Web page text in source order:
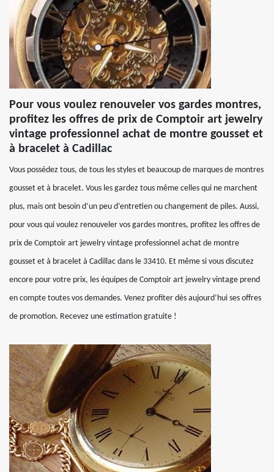
Pour vous voulez renouveler vos gardes montres,
profitez les offres de prix de Comptoir art jewelry
vintage professionnel achat de montre gousset et
à bracelet à Cadillac
Vous possédez tous, de tous les styles et beaucoup de marques de montres
gousset et à bracelet. Vous les gardez tous même celles qui ne marchent
plus, mais ont besoin d’un peu d’entretien ou changement de piles. Aussi,
pour vous qui voulez renouveler vos gardes montres, profitez les offres de
prix de Comptoir art jewelry vintage professionnel achat de montre
gousset et à bracelet à Cadillac dans le 33410. Et même si vous discutez
encore pour votre prix, les équipes de Comptoir art jewelry vintage prend
en compte toutes vos demandes. Venez profiter dès aujourd’hui ses offres
de promotion. Recevez une estimation gratuite !